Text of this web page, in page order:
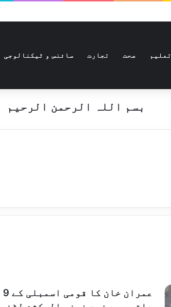
تعلیم صحت تجارت سائنس و ٹیکنالوجی
بسم اللہ الرحمن الرحیم
عمران خان کا قومی اسمبلی کے 9